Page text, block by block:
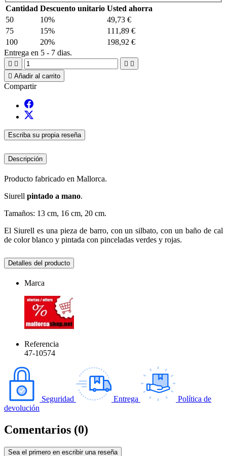
Cantidad Descuento unitario Usted ahorra
50
10%
49,73 €
75
15%
111,89 €
100
20%
198,92 €
Entrega en 5 - 7 dias.
   
 Añadir al carrito
Compartir
Escriba su propia reseña
Descripción
Producto fabricado en Mallorca.
Siurell pintado a mano.
Tamaños: 13 cm, 16 cm, 20 cm.
El Siurell es una pieza de barro, con un silbato, con un baño de cal
de color blanco y pintada con pinceladas verdes y rojas.
Detalles del producto
Marca
Referencia
47-10574
Seguridad Entrega
Política de
devolución
Comentarios (0)
Sea el primero en escribir una reseña